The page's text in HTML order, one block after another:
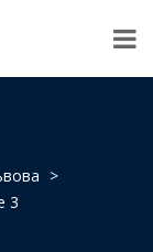
>
3